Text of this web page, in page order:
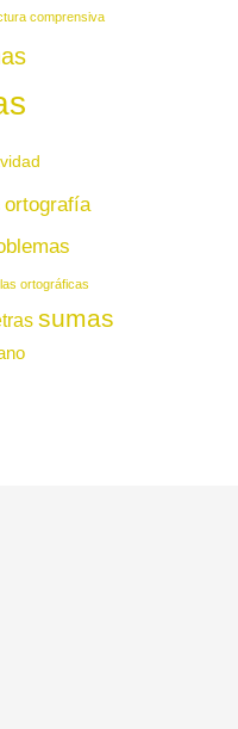
comprensiva
ortografía
ortográficas
sumas